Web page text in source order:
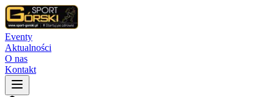
Eventy
Aktualności
O nas
Kontakt